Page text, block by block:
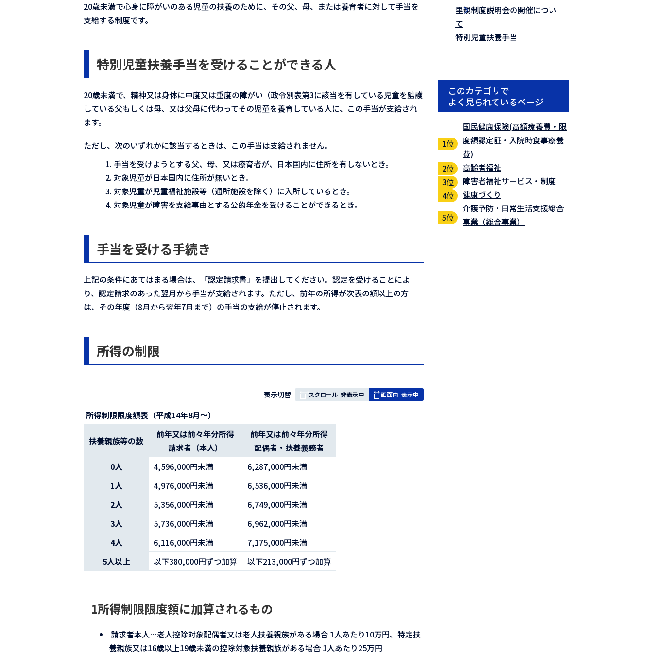
20歳未満で心身に障がいのある児童の扶養のために、その父、母、または養育者に対して手当を
支給する制度です。
特別児童扶養手当を受けることができる人
20歳未満で、精神又は身体に中度又は重度の障がい（政令別表第3に該当を有している児童を監護
している父もしくは母、又は父母に代わってその児童を養育している人に、この手当が支給され
ます。
ただし、次のいずれかに該当するときは、この手当は支給されません。
手当を受けようとする父、母、又は療育者が、日本国内に住所を有しないとき。
対象児童が日本国内に住所が無いとき。
対象児童が児童福祉施設等（通所施設を除く）に入所しているとき。
対象児童が障害を支給事由とする公的年金を受けることができるとき。
手当を受ける手続き
上記の条件にあてはまる場合は、「認定請求書」を提出してください。認定を受けることによ
り、認定請求のあった翌月から手当が支給されます。ただし、前年の所得が次表の額以上の方
は、その年度（8月から翌年7月まで）の手当の支給が停止されます。
所得の制限
表
の
表示切替 スクロール 非表示中 画面内 表示中
所得制限限度額表（平成14年8月～）
扶養親族等の数
前年又は前々年分所得
請求者（本人）
前年又は前々年分所得
配偶者・扶養義務者
0人
4,596,000円未満
6,287,000円未満
1人
4,976,000円未満
6,536,000円未満
2人
5,356,000円未満
6,749,000円未満
3人
5,736,000円未満
6,962,000円未満
4人
6,116,000円未満
7,175,000円未満
5人以上
以下380,000円ずつ加算 以下213,000円ずつ加算
1所得制限限度額に加算されるもの
請求者本人…老人控除対象配偶者又は老人扶養親族がある場合 1人あたり10万円、特定扶
養親族又は16歳以上19歳未満の控除対象扶養親族がある場合 1人あたり25万円
里親制度説明会の開催につい
て
特別児童扶養手当
このカテゴリで
よく見られているページ
国民健康保険(高額療養費・限
度額認定証・入院時食事療養
費)
高齢者福祉
障害者福祉サービス・制度
健康づくり
介護予防・日常生活支援総合
事業（総合事業）